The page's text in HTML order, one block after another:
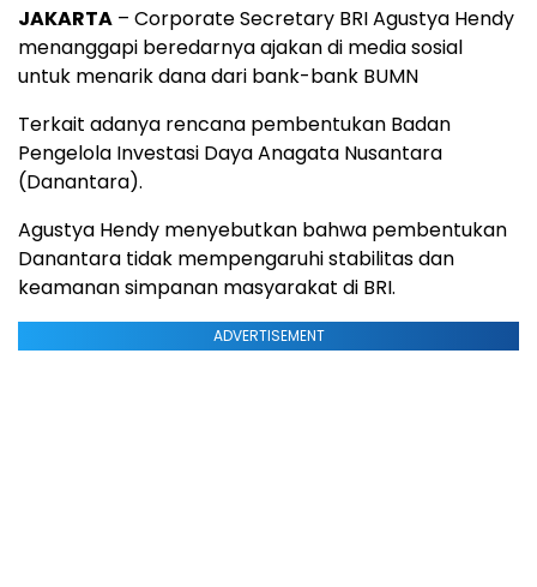
JAKARTA – Corporate Secretary BRI Agustya Hendy
menanggapi beredarnya ajakan di media sosial
untuk menarik dana dari bank-bank BUMN
Terkait adanya rencana pembentukan Badan
Pengelola Investasi Daya Anagata Nusantara
(Danantara).
Agustya Hendy menyebutkan bahwa pembentukan
Danantara tidak mempengaruhi stabilitas dan
keamanan simpanan masyarakat di BRI.
ADVERTISEMENT